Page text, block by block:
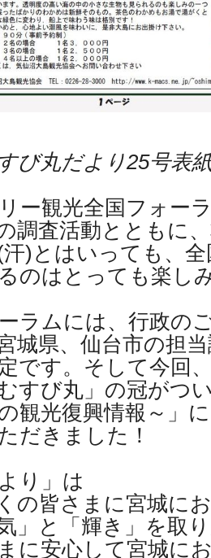
び丸だより25号表
ー観光全国フォー
調査活動とともに
)とはいっても、
のはとっても楽し
ラムには、行政の
城県、仙台市の担
です。そして今回
すび丸」の冠がつ
観光復興情報～」
だきました！
り」は
の皆さまに宮城に
」と「輝き」を取
に安心して宮城に